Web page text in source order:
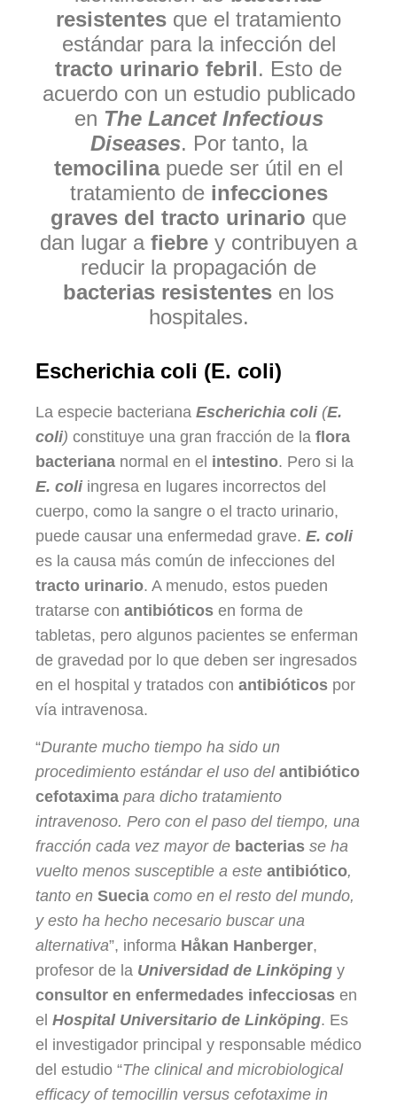
resistentes que el tratamiento
estándar para la infección del
tracto urinario febril. Esto de
acuerdo con un estudio publicado
en The Lancet Infectious
Diseases. Por tanto, la
temocilinapuede ser útil en el
tratamiento de infecciones
graves del tracto urinario que
dan lugar a fiebre y contribuyen a
reducir la propagación de
bacterias resistentes en los
hospitales.
Escherichia coli (E. coli)
La especie bacteriana Escherichia coli(E.
coli) constituye una gran fracción de la flora
bacteriana normal en el intestino. Pero si la
E. coliingresa en lugares incorrectos del
cuerpo, como la sangre o el tracto urinario,
puede causar una enfermedad grave. E. coli
es la causa más común de infecciones del
tracto urinario. A menudo, estos pueden
tratarse con antibióticos en forma de
tabletas, pero algunos pacientes se enferman
de gravedad por lo que deben ser ingresados ​​
en el hospital y tratados con antibióticos por
vía intravenosa.
“Durante mucho tiempo ha sido un
procedimiento estándar el uso del antibiótico
cefotaxima para dicho tratamiento
intravenoso. Pero con el paso del tiempo, una
fracción cada vez mayor de bacterias se ha
vuelto menos susceptible a este antibiótico,
tanto en Suecia como en el resto del mundo,
y esto ha hecho necesario buscar una
alternativa”, informa Håkan Hanberger,
profesor de la Universidad de Linköping y
consultor en enfermedades infecciosas en
el Hospital Universitario de Linköping. Es
el investigador principal y responsable médico
del estudio “The clinical and microbiological
efficacy of temocillin versus cefotaxime in